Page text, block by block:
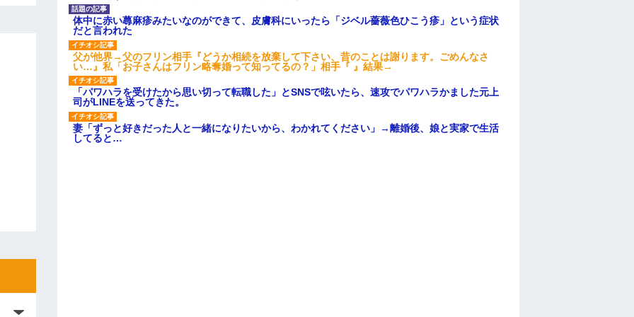
体中に赤い蕁麻疹みたいなのができて、皮膚科にいったら「ジベル薔薇色ひこう疹」という症状
だと言われた
父が他界→父のフリン相手『どうか相続を放棄して下さい、昔のことは謝ります。ごめんなさ
い…』私「お子さんはフリン略奪婚って知ってるの？」相手『 』結果→
「パワハラを受けたから思い切って転職した」とSNSで呟いたら、速攻でパワハラかました元上
司がLINEを送ってきた。
妻「ずっと好きだった人と一緒になりたいから、わかれてください」→離婚後、娘と実家で生活
してると…